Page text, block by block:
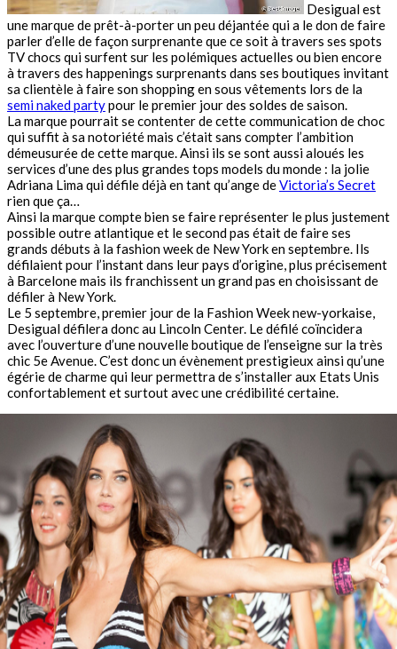
Desigual est
une marque de prêt-à-porter un peu déjantée qui a le don de faire
parler d’elle de façon surprenante que ce soit à travers ses spots
TV chocs qui surfent sur les polémiques actuelles ou bien encore
à travers des happenings surprenants dans ses boutiques invitant
sa clientèle à faire son shopping en sous vêtements lors de la
semi naked partypour le premier jour des soldes de saison.
La marque pourrait se contenter de cette communication de choc
qui suffit à sa notoriété mais c’était sans compter l’ambition
démeusurée de cette marque. Ainsi ils se sont aussi aloués les
services d’une des plus grandes tops models du monde : la jolie
Adriana Lima qui défile déjà en tant qu’ange deVictoria’s Secret
rien que ça…
Ainsi la marque compte bien se faire représenter le plus justement
possible outre atlantique et le second pas était de faire ses
grands débuts à la fashion week de New York en septembre. Ils
défilaient pour l’instant dans leur pays d’origine, plus précisement
à Barcelone mais ils franchissent un grand pas en choisissant de
défiler à New York.
Le 5 septembre, premier jour de la Fashion Week new-yorkaise,
Desigual défilera donc au Lincoln Center. Le défilé coïncidera
avec l’ouverture d’une nouvelle boutique de l’enseigne sur la très
chic 5e Avenue. C’est donc un évènement prestigieux ainsi qu’une
égérie de charme qui leur permettra de s’installer aux Etats Unis
confortablement et surtout avec une crédibilité certaine.